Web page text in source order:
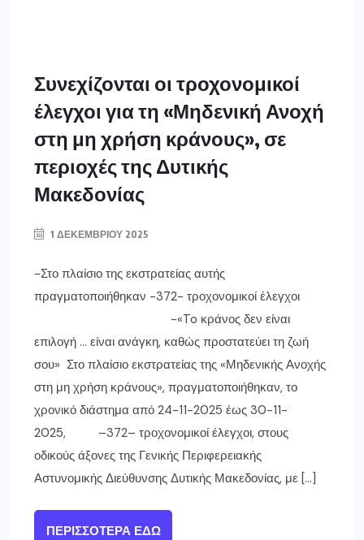
Συνεχίζονται οι τροχονομικοί
έλεγχοι για τη «Μηδενική Ανοχή
στη μη χρήση κράνους», σε
περιοχές της Δυτικής
Μακεδονίας
1 ΔΕΚΕΜΒΡΊΟΥ 2025
-Στο πλαίσιο της εκστρατείας αυτής
πραγματοποιήθηκαν -372- τροχονομικοί έλεγχοι
-«To κράνος δεν είναι
επιλογή … είναι ανάγκη, καθώς προστατεύει τη ζωή
σου» Στο πλαίσιο εκστρατείας της «Μηδενικής Ανοχής
στη μη χρήση κράνους», πραγματοποιήθηκαν, το
χρονικό διάστημα από 24-11-2025 έως 30-11-
2025, –372– τροχονομικοί έλεγχοι, στους
οδικούς άξονες της Γενικής Περιφερειακής
Αστυνομικής Διεύθυνσης Δυτικής Μακεδονίας, με […]
ΠΕΡΙΣΣΌΤΕΡΑ ΕΔΏ